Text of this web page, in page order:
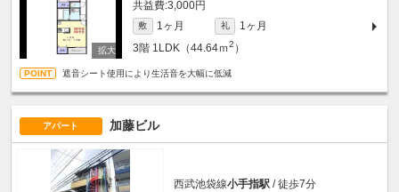
3,000円
敷 1ヶ月 礼
1ヶ月
3階 1LDK（44.64ｍ2 ）
遮音シート使用により生活音を大幅に低減
アパート 加藤ビル
西武池袋線小手指駅 / 徒歩7分